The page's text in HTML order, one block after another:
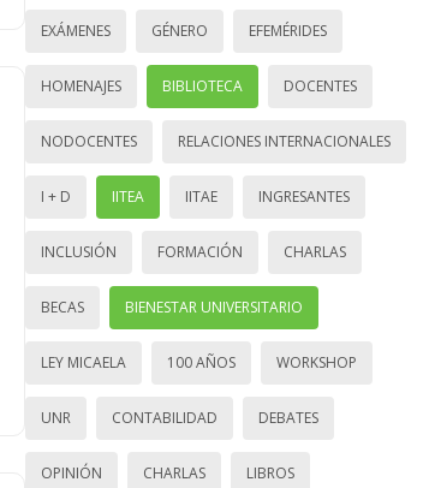
EXÁMENES GÉNERO EFEMÉRIDES
HOMENAJES BIBLIOTECA DOCENTES
NODOCENTES RELACIONES INTERNACIONALES
I + D IITEA IITAE INGRESANTES
INCLUSIÓN FORMACIÓN CHARLAS
BECAS BIENESTAR UNIVERSITARIO
LEY MICAELA 100 AÑOS WORKSHOP
UNR CONTABILIDAD DEBATES
OPINIÓN CHARLAS LIBROS